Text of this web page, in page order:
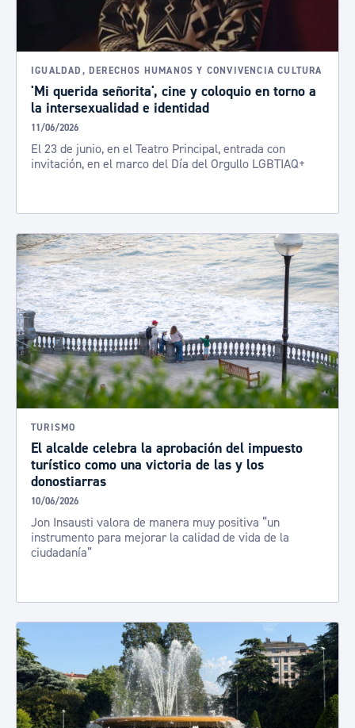
IGUALDAD, DERECHOS HUMANOS Y CONVIVENCIA CULTURA
'Mi querida señorita', cine y coloquio en torno a
la intersexualidad e identidad
11/06/2026
El 23 de junio, en el Teatro Principal, entrada con
invitación, en el marco del Día del Orgullo LGBTIAQ+
TURISMO
El alcalde celebra la aprobación del impuesto
turístico como una victoria de las y los
donostiarras
10/06/2026
Jon Insausti valora de manera muy positiva “un
instrumento para mejorar la calidad de vida de la
ciudadanía”